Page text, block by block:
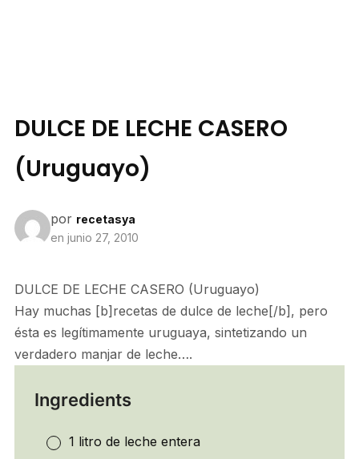
DULCE DE LECHE CASERO
(Uruguayo)
por recetasya
en junio 27, 2010
DULCE DE LECHE CASERO (Uruguayo)
Hay muchas [b]recetas de dulce de leche[/b], pero
ésta es legítimamente uruguaya, sintetizando un
verdadero manjar de leche….
Ingredients
1 litro de leche entera